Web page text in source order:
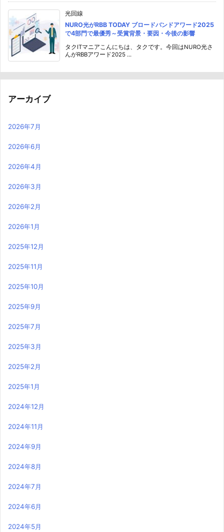
光回線
NURO光がRBB TODAY ブロードバンドアワード2025
で4部門で最優秀～受賞背景・要因・今後の影響
タクITマニアこんにちは、タクです。今回はNURO光さ
んがRBBアワード2025 ...
アーカイブ
2026年7月
2026年6月
2026年4月
2026年3月
2026年2月
2026年1月
2025年12月
2025年11月
2025年10月
2025年9月
2025年7月
2025年3月
2025年2月
2025年1月
2024年12月
2024年11月
2024年9月
2024年8月
2024年7月
2024年6月
2024年5月